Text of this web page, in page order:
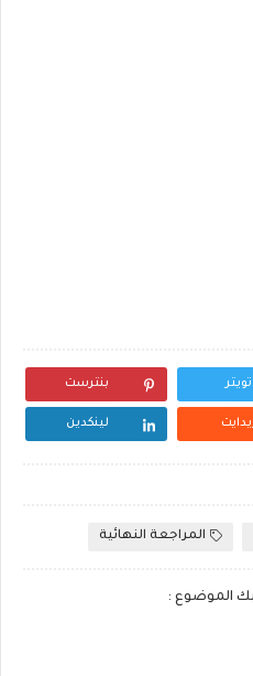
تويتر بنترست
لينكدين
المراجعة النهائية
الموضوع :